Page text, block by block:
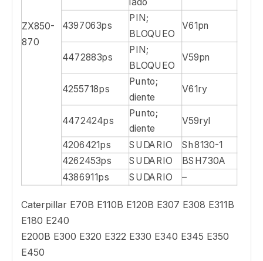
ZX850-
870
4397063ps
PIN;
BLOQUEO
V61pn
4472883ps
PIN;
BLOQUEO
V59pn
4255718ps
Punto;
diente
V61ry
4472424ps
Punto;
diente
V59ryl
4206421ps SUDARIO
Sh8130-1
4262453ps
SUDARIO
BSH730A
4386911ps
SUDARIO –
Caterpillar E70B E110B E120B E307 E308 E311B
E180 E240
E200B E300 E320 E322 E330 E340 E345 E350
E450